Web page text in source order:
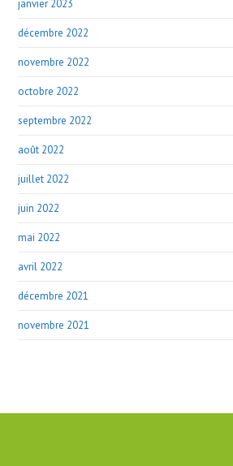
janvier 2023
décembre 2022
novembre 2022
octobre 2022
septembre 2022
août 2022
juillet 2022
juin 2022
mai 2022
avril 2022
décembre 2021
novembre 2021